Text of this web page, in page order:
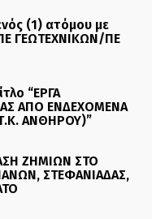
(1) ατόμου με
ΓΕΩΤΕΧΝΙΚΩΝ/ΠΕ
“ΕΡΓΑ
ΑΠΟ ΕΝΔΕΧΟΜΕΝΑ
ΑΝΘΗΡΟΥ)”
ΖΗΜΙΩΝ ΣΤΟ
ΣΤΕΦΑΝΙΑΔΑΣ,